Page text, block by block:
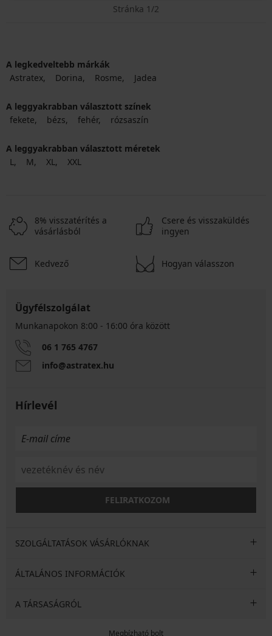
Stránka 1/2
A legkedveltebb márkák
Astratex
Dorina Rosme Jadea
A leggyakrabban választott színek
fekete
bézs fehér rózsaszín
A leggyakrabban választott méretek
L
M XL XXL
8% visszatérítés a
vásárlásból
Csere és visszaküldés
ingyen
Kedvező Hogyan válasszon
Ügyfélszolgálat
Munkanapokon 8:00 - 16:00 óra között
06 1 765 4767
info@astratex.hu
Hírlevél
FELIRATKOZOM
SZOLGÁLTATÁSOK VÁSÁRLÓKNAK
ÁLTALÁNOS INFORMÁCIÓK
A TÁRSASÁGRÓL
Megbízható bolt